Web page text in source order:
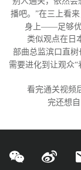
播吧。”在三上看
身上——足够优
类似观点在日本
部曲总监滨口直树
需要进化到让观众
看完通关视频后
完还想